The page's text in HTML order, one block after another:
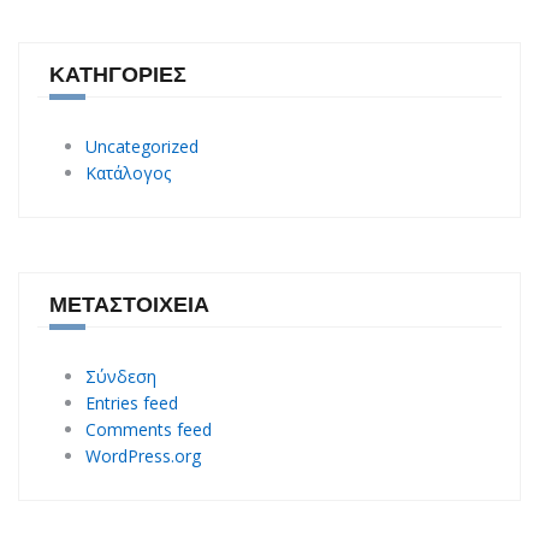
ΚΑΤΗΓΟΡΊΕΣ
Uncategorized
Κατάλογος
ΜΕΤΑΣΤΟΙΧΕΊΑ
Σύνδεση
Entries feed
Comments feed
WordPress.org